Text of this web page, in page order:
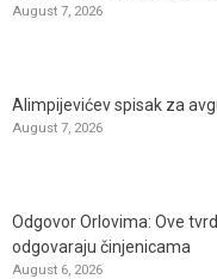
August 7, 2026
Alimpijevićev spisak za
August 7, 2026
Odgovor Orlovima: ​Ove
odgovaraju činjenicama
August 6, 2026